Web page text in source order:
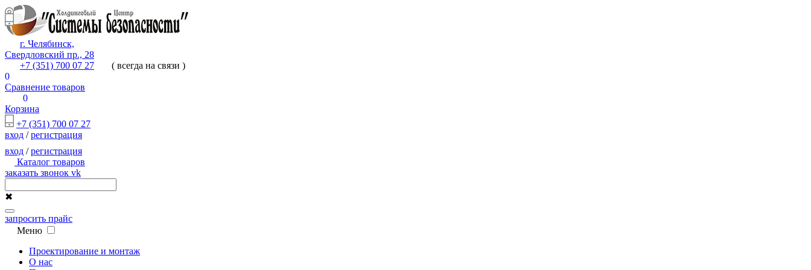
г. Челябинск,
Свердловский пр., 28
+7 (351) 700 07 27
( всегда на связи )
0
Сравнение товаров
0
Корзина
+7 (351) 700 07 27
вход /регистрация
вход /регистрация
Каталог товаров
заказать звонок vk
✖
запросить прайс
Меню
Проектирование и монтаж
О нас